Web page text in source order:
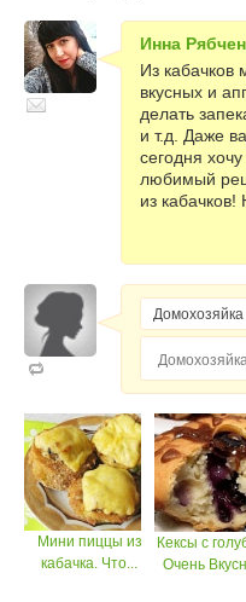
Инна
Из кабачков
вкусных и
делать
и т.д. Даже
сегодня
любимый
из
Мини пиццы из
кабачка. Что...
Кексы с
Очень